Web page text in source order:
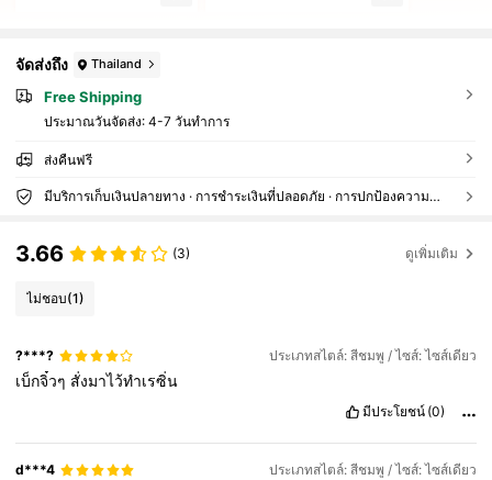
จัดส่งถึง Thailand
Free Shipping
ประมาณวันจัดส่ง: 4-7 วันทำการ
ส่งคืนฟรี
มีบริการเก็บเงินปลายทาง · การชำระเงินที่ปลอดภัย · การปกป้องความเป็นส่วนตัว
3.66 (3) ดูเพิ่มเติม
ไม่ชอบ(1)
?***? ประเภทสไตล์: สีชมพู / ไซส์: ไซส์เดียว
เบ็กจิ๋วๆ สั่งมาไว้ทำเรซิ่น
มีประโยชน์ (0)
d***4 ประเภทสไตล์: สีชมพู / ไซส์: ไซส์เดียว